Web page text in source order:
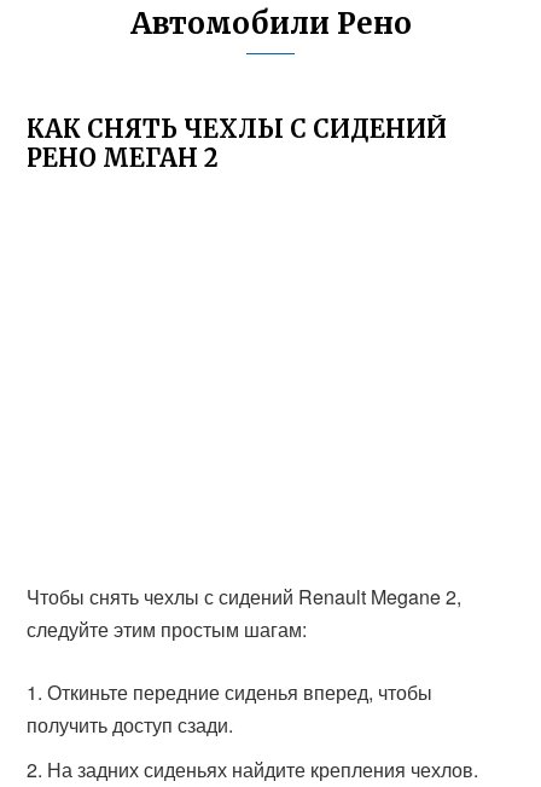
Автомобили Рено
КАК СНЯТЬ ЧЕХЛЫ С СИДЕНИЙ
РЕНО МЕГАН 2
Чтобы снять чехлы с сидений Renault Megane 2,
следуйте этим простым шагам:
Откиньте передние сиденья вперед, чтобы
получить доступ сзади.
На задних сиденьях найдите крепления чехлов.